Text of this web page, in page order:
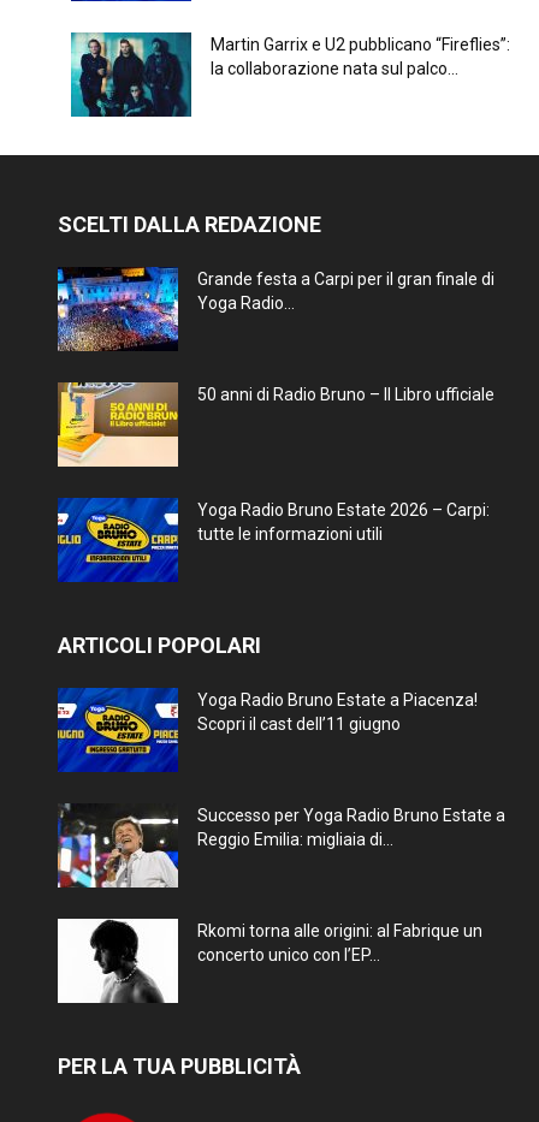
Martin Garrix e U2 pubblicano “Fireflies”:
la collaborazione nata sul palco...
SCELTI DALLA REDAZIONE
Grande festa a Carpi per il gran finale di
Yoga Radio...
50 anni di Radio Bruno – Il Libro ufficiale
Yoga Radio Bruno Estate 2026 – Carpi:
tutte le informazioni utili
ARTICOLI POPOLARI
Yoga Radio Bruno Estate a Piacenza!
Scopri il cast dell’11 giugno
Successo per Yoga Radio Bruno Estate a
Reggio Emilia: migliaia di...
Rkomi torna alle origini: al Fabrique un
concerto unico con l’EP...
PER LA TUA PUBBLICITÀ